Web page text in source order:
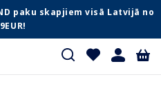
paku skapjiem visā Latvijā no